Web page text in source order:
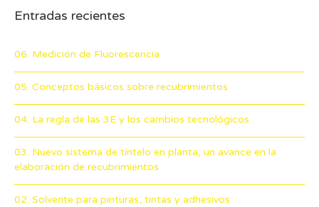
Entradas recientes
06. Medición de Fluorescencia
05. Conceptos básicos sobre recubrimientos
04. La regla de las 3E y los cambios tecnológicos
03. Nuevo sistema de tíntelo en planta, un avance en la
elaboración de recubrimientos
02. Solvente para pinturas, tintas y adhesivos